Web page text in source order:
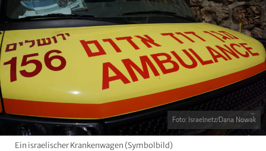
Foto: Israelnetz/Dana Nowak
Ein israelischer Krankenwagen (Symbolbild)